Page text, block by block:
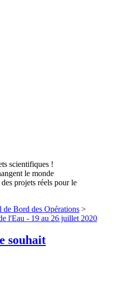
scientifiques !
le monde
projets réels pour le
de Bord des Opérations >
l'Eau - 19 au 26 juillet 2020
souhait